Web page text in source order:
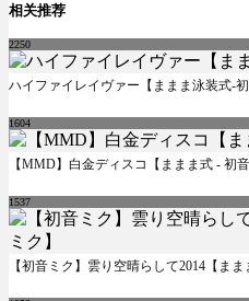
相关推荐
2250
ハイファイレイヴァー【ままま泳装式-
1604
【MMD】白金ディスコ【ままま式 - 初音
1537
【初音ミク】雲り空晴らして2014【まま